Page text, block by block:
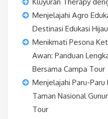
Kluyuran Therapy
Menjelajahi Agro
Destinasi Edukasi
Menikmati Pesona
Awan: Panduan
Bersama Campa Tour
Menjelajahi Paru-Paru
Taman Nasional
Tour